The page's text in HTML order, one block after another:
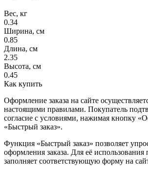
Вес, кг
0.34
Ширина, см
0.85
Длина, см
2.35
Высота, см
0.45
Как купить
Оформление заказа на сайте
настоящими правилами. Покупатель
согласие с условиями, нажимая кнопку
«Быстрый заказ».
Функция «Быстрый заказ» позволяет
оформления заказа. Для её использования
заполняет соответствующую форму на